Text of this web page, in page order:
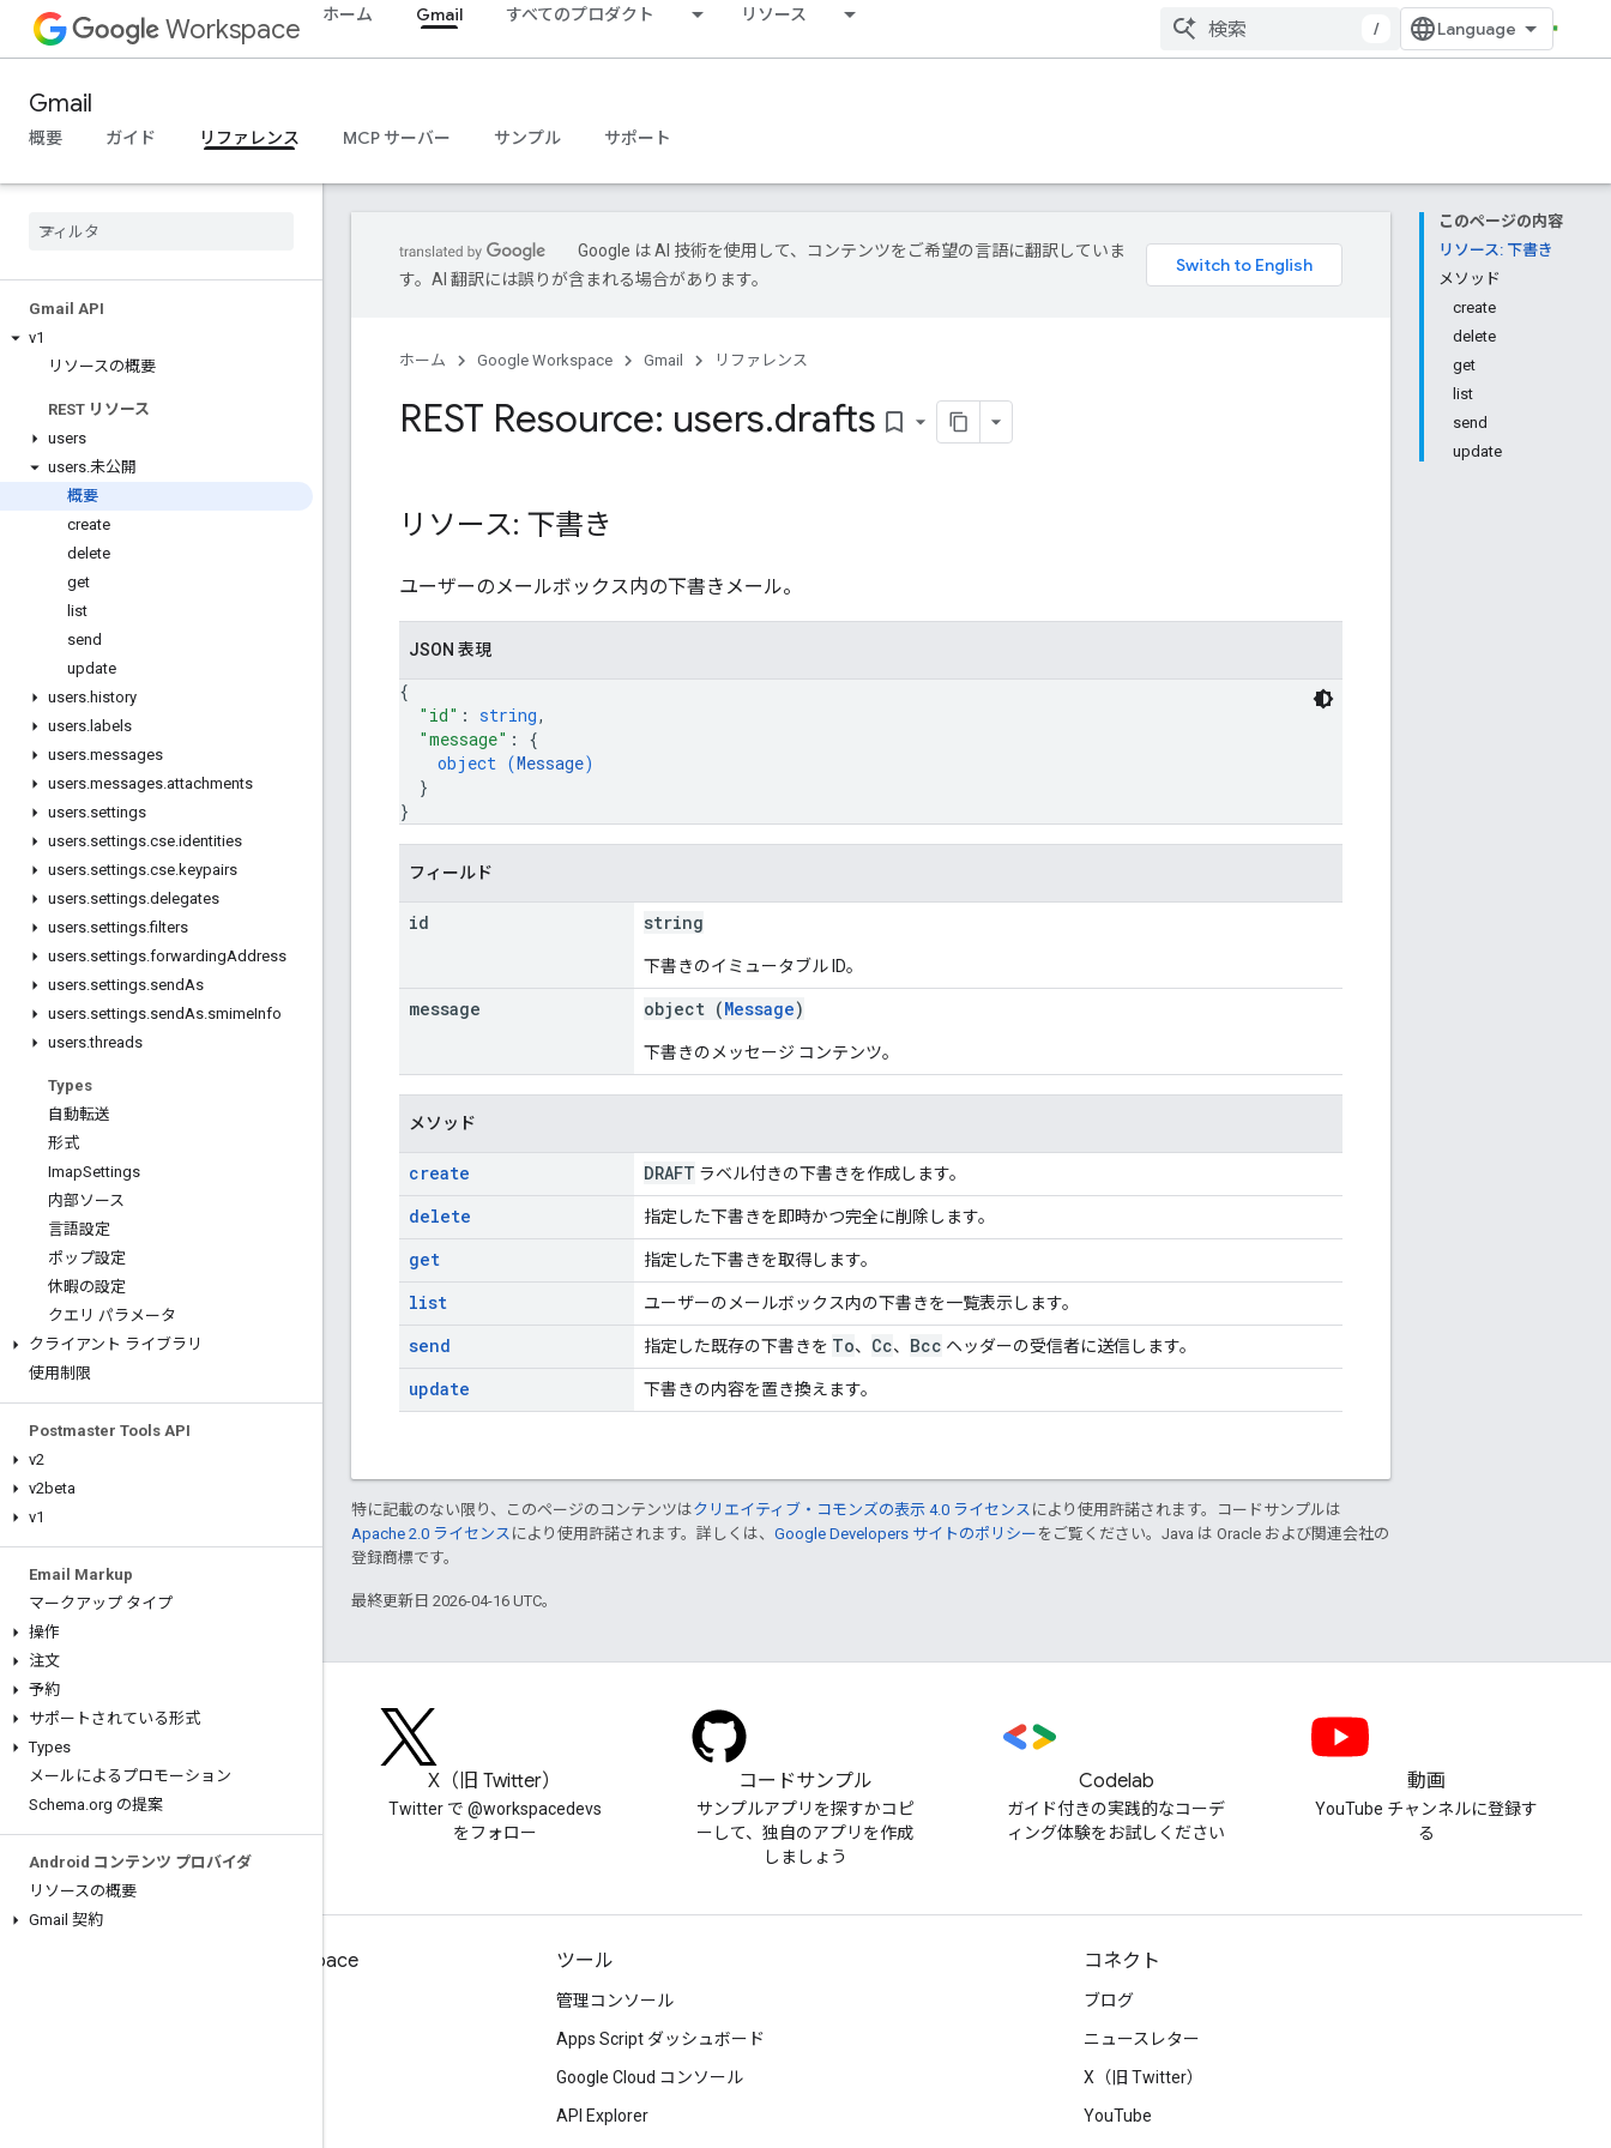
Workspace ホーム Gmail すべてのプロダクト リソース
/
Gmail
概要 ガイド リファレンス MCP サーバー サンプル サポート
Gmail API
v1
リソースの概要
REST リソース
users
users.未公開
概要
create
delete
get
list
send
update
users.history
users. labels
users.messages
users.messages.attachments
users.settings
users.settings.cse.identities
users.settings.cse.keypairs
users.settings.delegates
users.settings.filters
users.settings.forwardingAddress
users.settings.sendAs
users.settings.sendAs.smimeInfo
users.threads
Types
自動転送
形式
ImapSettings
内部ソース
言語設定
ポップ設定
休暇の設定
クエリ パラメータ
クライアント ライブラリ
使用制限
Postmaster Tools API
v2
v2beta
v1
Email Markup
マークアップ タイプ
操作
注文
予約
サポートされている形式
Types
メールによるプロモーション
Schema.org の提案
Android コンテンツ プロバイダ
リソースの概要
Gmail 契約
このページの内容
リソース: 下書き
メソッド
create
delete
get
list
send
update
Google は AI 技術を使用して、コンテンツをご希望の言語に翻訳していま
す。AI 翻訳には誤りが含まれる場合があります。
ホーム Google Workspace Gmail リファレンス
REST Resource: users.drafts bookmark_border
リソース: 下書き
ユーザーのメールボックス内の下書きメール。
JSON 表現
{
"id" : string,
"message" : {
object (Message)
}
}
フィールド
id string
下書きのイミュータブル ID。
message object (Message)
下書きのメッセージ コンテンツ。
メソッド
create DRAFT ラベル付きの下書きを作成します。
delete 指定した下書きを即時かつ完全に削除します。
get 指定した下書きを取得します。
list ユーザーのメールボックス内の下書きを一覧表示します。
send 指定した既存の下書きを To、 Cc、 Bcc ヘッダーの受信者に送信します。
update 下書きの内容を置き換えます。
特に記載のない限り、このページのコンテンツはクリエイティブ・コモンズの表示 4.0 ライセンス により使用許諾されます。コードサンプルは
Apache 2.0 ライセンス により使用許諾されます。詳しくは、 Google Developers サイトのポリシー をご覧ください。Java は Oracle および関連会社の
登録商標です。
最終更新日 2026-04-16 UTC。
ブログ
Google Workspace Developers
ブログを読む
X（旧 Twitter）
Twitter で @workspacedevs
をフォロー
コードサンプル
サンプルアプリを探すかコピ
ーして、独自のアプリを作成
しましょう
Codelab
ガイド付きの実践的なコーデ
ィング体験をお試しください
動画
YouTube チャンネルに登録す
る
デベロッパー向け Google Workspace ツール
管理コンソール
Apps Script ダッシュボード
Google Cloud コンソール
API Explorer
コネクト
ブログ
ニュースレター
X（旧 Twitter）
YouTube